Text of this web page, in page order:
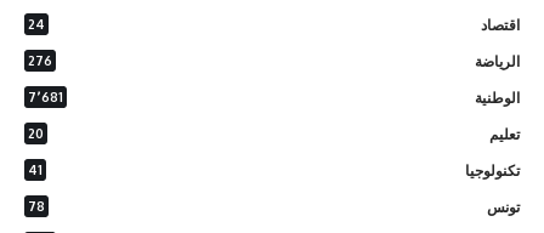
اقتصاد 24
الرياضة 276
الوطنية 7٬681
تعليم 20
تكنولوجيا 41
تونس 78